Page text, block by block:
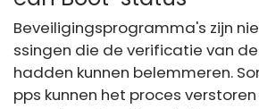
Beveiligingsprogramma's zijn
ssingen die de verificatie van
hadden kunnen belemmeren.
pps kunnen het proces